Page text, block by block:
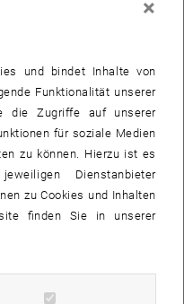
×
und bindet Inhalte von
Funktionalität unserer
die Zugriffe auf unserer
für soziale Medien
zu können. Hierzu ist es
Dienstanbieter
zu Cookies und Inhalten
finden Sie in unserer
Cookies zulassen